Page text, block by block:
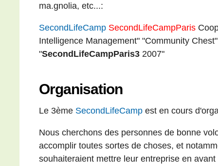
ma.gnolia, etc...:
SecondLifeCamp SecondLifeCampParis
Intelligence Management" "Community
"SecondLifeCampParis3 2007"
Organisation
Le 3ème SecondLifeCamp est en cours
Nous cherchons des personnes de bonne
accomplir toutes sortes de choses, et
souhaiteraient mettre leur entreprise en